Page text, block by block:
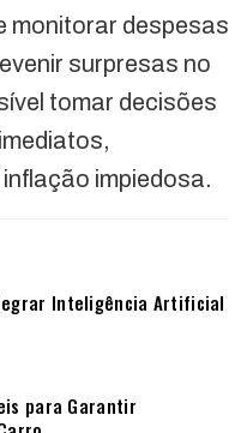
monitorar despesas
surpresas no
tomar decisões
impiedosa.
Inteligência Artificial
para Garantir